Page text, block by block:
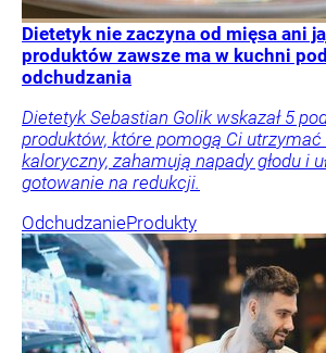
Dietetyk nie zaczyna od mięsa ani
produktów zawsze ma w kuchni
odchudzania
Dietetyk Sebastian Golik wskazał 5
produktów, które pomogą Ci
kaloryczny, zahamują napady głodu i
gotowanie na redukcji.
OdchudzanieProdukty